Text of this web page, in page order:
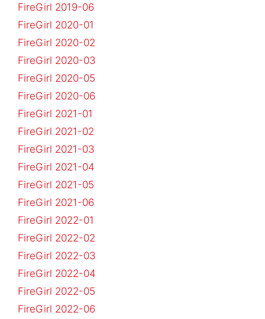
FireGirl 2019-06
FireGirl 2020-01
FireGirl 2020-02
FireGirl 2020-03
FireGirl 2020-05
FireGirl 2020-06
FireGirl 2021-01
FireGirl 2021-02
FireGirl 2021-03
FireGirl 2021-04
FireGirl 2021-05
FireGirl 2021-06
FireGirl 2022-01
FireGirl 2022-02
FireGirl 2022-03
FireGirl 2022-04
FireGirl 2022-05
FireGirl 2022-06